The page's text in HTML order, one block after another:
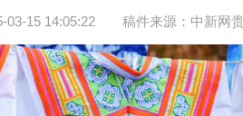
03-15 14:05:22 稿件来源：中新网